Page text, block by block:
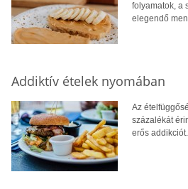
folyamatok, a
elegendő
Addiktív ételek nyomában
Az
százalékát
erős addikciót.